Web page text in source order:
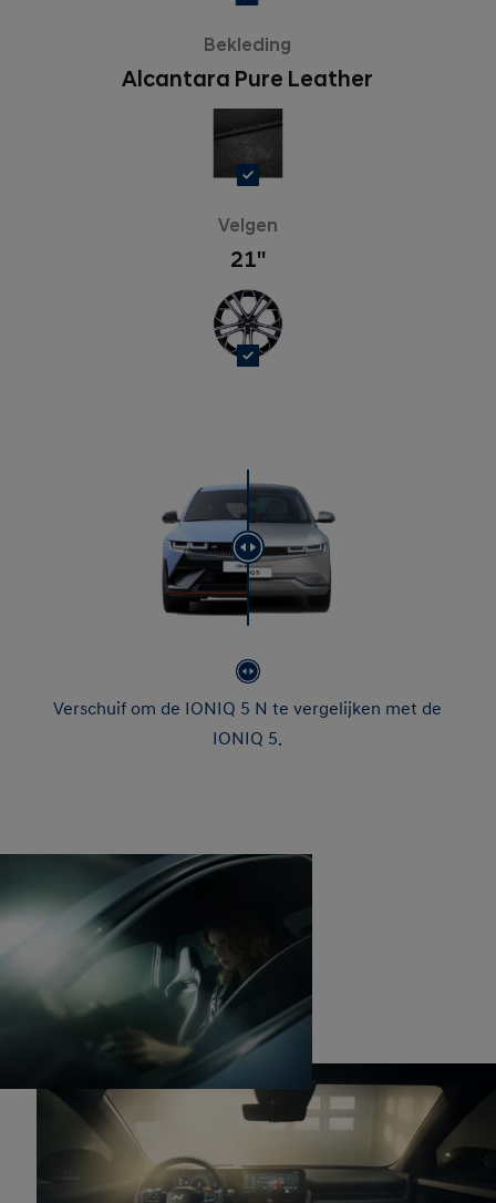
Bekleding
Alcantara Pure Leather
Velgen
21''
Verschuif om de IONIQ 5 N te vergelijken met de
IONIQ 5.